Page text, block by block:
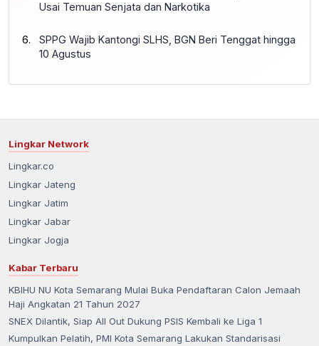
Usai Temuan Senjata dan Narkotika
SPPG Wajib Kantongi SLHS, BGN Beri Tenggat hingga
10 Agustus
Lingkar Network
Lingkar.co
Lingkar Jateng
Lingkar Jatim
Lingkar Jabar
Lingkar Jogja
Kabar Terbaru
KBIHU NU Kota Semarang Mulai Buka Pendaftaran Calon Jemaah
Haji Angkatan 21 Tahun 2027
SNEX Dilantik, Siap All Out Dukung PSIS Kembali ke Liga 1
Kumpulkan Pelatih, PMI Kota Semarang Lakukan Standarisasi